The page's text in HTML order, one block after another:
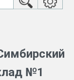
№1